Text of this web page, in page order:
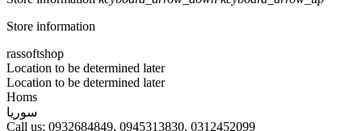
Store information
rassoftshop
Location to be determined later
Location to be determined later
Homs
سوريا
Call us: 0932684849, 0945313830, 0312452099